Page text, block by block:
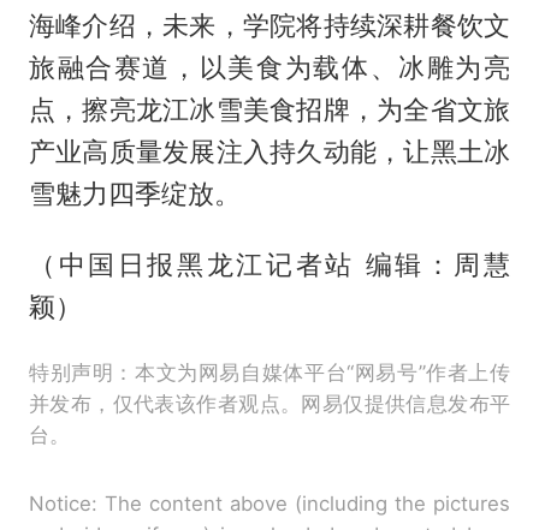
海峰介绍，未来，学院将持续深耕餐饮文
旅融合赛道，以美食为载体、冰雕为亮
点，擦亮龙江冰雪美食招牌，为全省文旅
产业高质量发展注入持久动能，让黑土冰
雪魅力四季绽放。
（中国日报黑龙江记者站 编辑：周慧
颖）
特别声明：本文为网易自媒体平台“网易号”作者上传
并发布，仅代表该作者观点。网易仅提供信息发布平
台。
Notice: The content above (including the pictures